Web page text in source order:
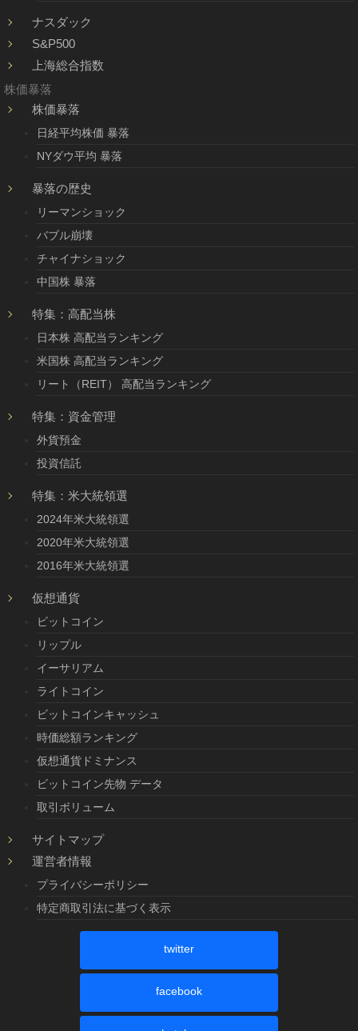
ナスダック
S&P500
上海総合指数
株価暴落
株価暴落
日経平均株価 暴落
NYダウ平均 暴落
暴落の歴史
リーマンショック
バブル崩壊
チャイナショック
中国株 暴落
特集：高配当株
日本株 高配当ランキング
米国株 高配当ランキング
リート（REIT） 高配当ランキング
特集：資金管理
外貨預金
投資信託
特集：米大統領選
2024年米大統領選
2020年米大統領選
2016年米大統領選
仮想通貨
ビットコイン
リップル
イーサリアム
ライトコイン
ビットコインキャッシュ
時価総額ランキング
仮想通貨ドミナンス
ビットコイン先物 データ
取引ボリューム
サイトマップ
運営者情報
プライバシーポリシー
特定商取引法に基づく表示
twitter
facebook